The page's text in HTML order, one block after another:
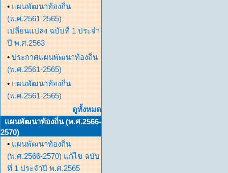
• แผนพัฒนาท้องถิ่น
(พ.ศ.2561-2565)
เปลี่ยนแปลง ฉบับที่ 1 ประจำ
ปี พ.ศ.2563
• ประกาศแผนพัฒนาท้องถิ่น
(พ.ศ.2561-2565)
• แผนพัฒนาท้องถิ่น
(พ.ศ.2561-2565)
ดูทั้งหมด
แผนพัฒนาท้องถิ่น (พ.ศ.2566-
2570)
• แผนพัฒนาท้องถิ่น
(พ.ศ.2566-2570) แก้ไข ฉบับ
ที่ 1 ประจำปี พ.ศ.2565